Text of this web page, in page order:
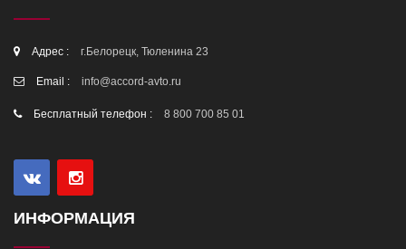
Адрес : г.Белорецк, Тюленина 23
Email : info@accord-avto.ru
Бесплатный телефон : 8 800 700 85 01
ИНФОРМАЦИЯ